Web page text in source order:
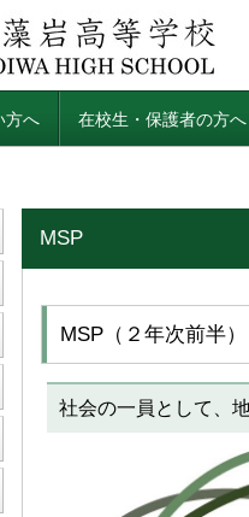
方へ 在校生・保護者の方へ
MSP
MSP（２年次前半）
社会の一員として、